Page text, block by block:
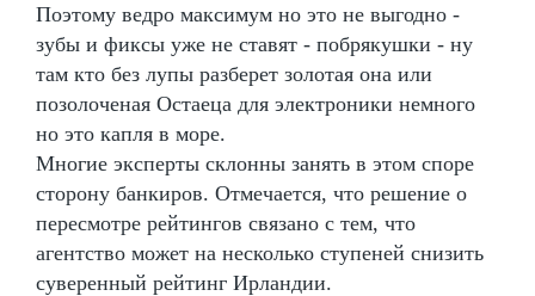
Поэтому ведро максимум но это не выгодно -
зубы и фиксы уже не ставят - побрякушки - ну
там кто без лупы разберет золотая она или
позолоченая Остаеца для электроники немного
но это капля в море.
Многие эксперты склонны занять в этом споре
сторону банкиров. Отмечается, что решение о
пересмотре рейтингов связано с тем, что
агентство может на несколько ступеней снизить
суверенный рейтинг Ирландии.